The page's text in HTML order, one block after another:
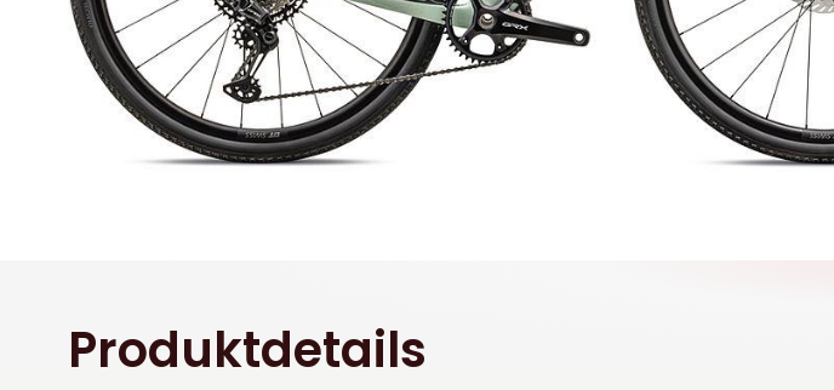
Produktdetails